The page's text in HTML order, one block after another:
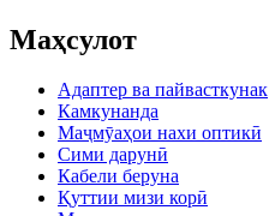
Маҳсулот
Адаптер ва пайвасткунак
Камкунанда
Маҷмӯаҳои нахи оптикӣ
Сими дарунӣ
Кабели беруна
Қуттии мизи корӣ